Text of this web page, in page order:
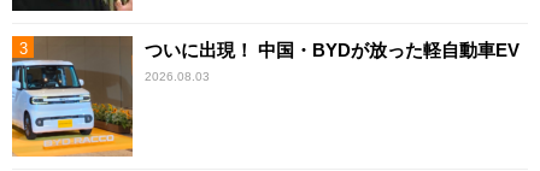
ついに出現！ 中国・BYDが放った軽自動車EV
2026.08.03